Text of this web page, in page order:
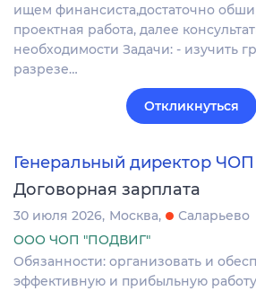
ищем финансиста,достаточно
проектная работа, далее
необходимости Задачи: - изучить
разрезе…
Откликнуться
Генеральный директор ЧОП
Договорная зарплата
30 июля 2026 Москва
Саларьево
ООО ЧОП "ПОДВИГ"
Обязанности: организовать и
эффективную и прибыльную